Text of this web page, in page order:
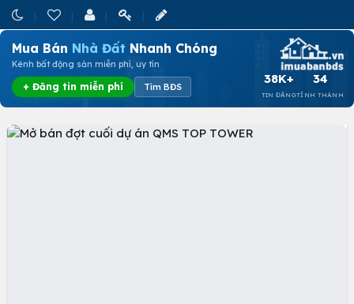
Mua Bán Nhà Đất Nhanh Chóng
Kênh bất động sản miễn phí, uy tín
+ Đăng tin miễn phí Tìm BĐS
38K+
TIN ĐĂNG
34
TỈNH THÀNH